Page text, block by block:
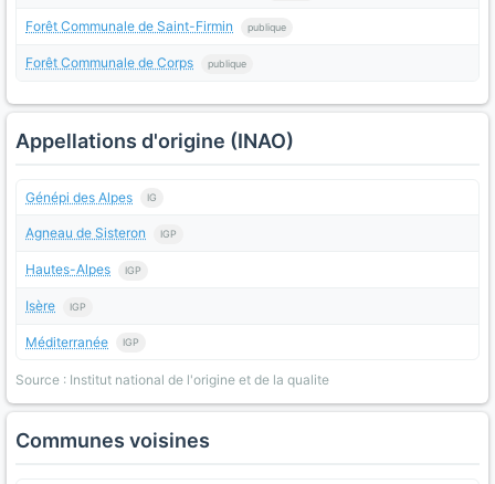
Forêt Communale de Saint-Firmin publique
Forêt Communale de Corps publique
Appellations d'origine (INAO)
Génépi des Alpes IG
Agneau de Sisteron IGP
Hautes-Alpes IGP
Isère IGP
Méditerranée IGP
Source : Institut national de l'origine et de la qualite
Communes voisines